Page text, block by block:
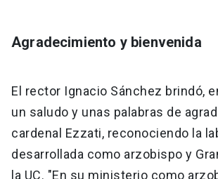
Agradecimiento y bienvenida
El rector Ignacio Sánchez brindó,
un saludo y unas palabras de
cardenal Ezzati, reconociendo la
desarrollada como arzobispo y
la UC. "En su ministerio como